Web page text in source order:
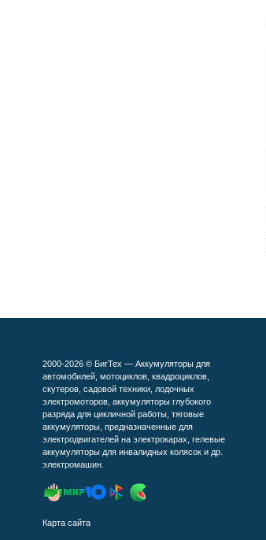
2000-2026 © БигТех — Аккумуляторы для
автомобилей, мотоциклов, квадроциклов,
скутеров, садовой техники, лодочных
электромоторов, аккумуляторы глубокого
разряда для цикличной работы, тяговые
аккумуляторы, предназначенные для
электродвигателей на электрокарах, гелевые
аккумуляторы для инвалидных колясок и др.
электромашин.
Карта сайта